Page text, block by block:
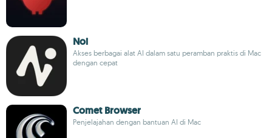
Noi
Akses berbagai alat AI dalam satu peramban praktis di Mac
dengan cepat
Comet Browser
Penjelajahan dengan bantuan AI di Mac